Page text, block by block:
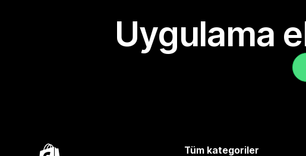
Uygulama
Tüm kategoriler